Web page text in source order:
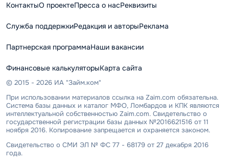
КонтактыО проектеПресса о насРеквизиты
Служба поддержкиРедакция и авторыРеклама
Партнерская программаНаши вакансии
Финансовые калькуляторыКарта сайта
© 2015 - 2026 ИА "Займ.ком"
При использовании материалов ссылка на Zaim.com обязательна.
Система базы данных и каталог МФО, Ломбардов и КПК являются
интеллектуальной собственностью Zaim.com. Свидетельство о
государственной регистрации базы данных №2016621516 от 11
ноября 2016. Копирование запрещается и охраняется законом.
Свидетельство о СМИ ЭЛ № ФС 77 - 68179 от 27 декабря 2016
года.